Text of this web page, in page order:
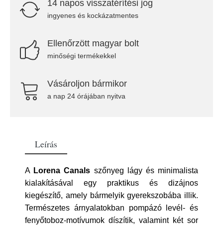
14 napos visszatérítési jog
ingyenes és kockázatmentes
Ellenőrzött magyar bolt
minőségi termékekkel
Vásároljon bármikor
a nap 24 órájában nyitva
Leírás
A Lorena Canals szőnyeg lágy és minimalista
kialakításával egy praktikus és dizájnos
kiegészítő, amely bármelyik gyerekszobába illik.
Természetes árnyalatokban pompázó levél- és
fenyőtoboz-motívumok díszítik, valamint két sor